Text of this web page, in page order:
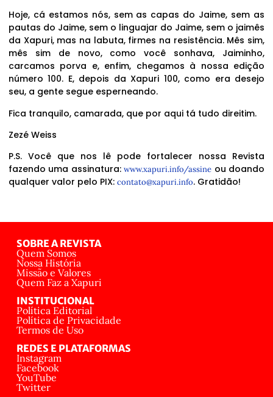
Hoje, cá estamos nós, sem as capas do Jaime, sem as
pautas do Jaime, sem o linguajar do Jaime, sem o jaimês
da Xapuri, mas na labuta, firmes na resistência. Mês sim,
mês sim de novo, como você sonhava, Jaiminho,
carcamos porva e, enfim, chegamos à nossa edição
número 100. E, depois da Xapuri 100, como era desejo
seu, a gente segue esperneando.
Fica tranquilo, camarada, que por aqui tá tudo direitim.
Zezé Weiss
P.S. Você que nos lê pode fortalecer nossa Revista
fazendo uma assinatura:www.xapuri.info/assine ou doando
qualquer valor pelo PIX: contato@xapuri.info. Gratidão!
SOBRE A REVISTA
Quem Somos
Nossa História
Missão e Valores
Quem Faz a Xapuri
INSTITUCIONAL
Política Editorial
Política de Privacidade
Termos de Uso
REDES E PLATAFORMAS
Instagram
Facebook
YouTube
Twitter